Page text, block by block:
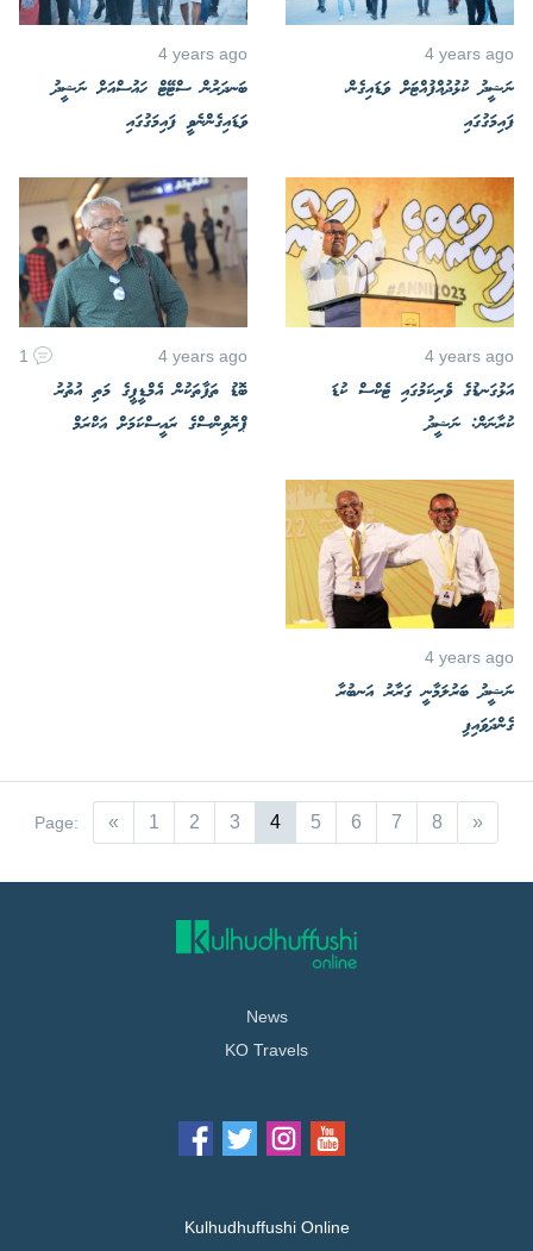
4 years ago
ނަޝީދު ކުޅުދުއްފުއްޓަށް ވަޑައިގެން،
ފައިމަގުގައި
4 years ago
ބަނދަރުން ސްޓޭޓް ހައުސްއަށް ނަޝީދު
ވަޑައިގެންނެވީ ފައިމަގުގައި
4 years ago
އަޅުގަނޑުގެ ވެރިކަމުގައި ޓެކްސް ކުޑަ
ކުރާނަން: ނަޝީދު
4 years ago
1
ބޮޑު ތަފާތަކުން އެމްޑީޕީގެ މަތި އުތުރު
ޕްރޮވިންސްގެ ރައީސްކަމަށް އަކްރަމް
4 years ago
ނަޝީދު ބަރުލަމާނީ ގަރާރު އަނބުރާ
ގެންދަވައިފި
Page: « 1 2 3 4 5 6 7 8 »
News
KO Travels
Kulhudhuffushi Online